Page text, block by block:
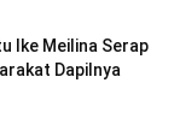
Ike Meilina Serap
Dapilnya